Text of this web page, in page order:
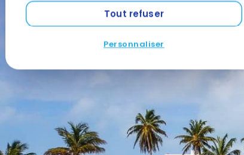
Tout refuser
Personnaliser